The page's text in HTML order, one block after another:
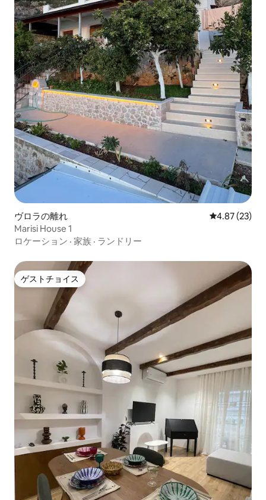
ヴロラの離れ レビュー23
4.87 (23)
Marisi House 1
ロケーション · 家族 · ランドリー
ゲストチョイス
ゲストチョイス